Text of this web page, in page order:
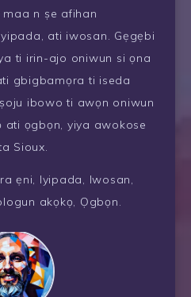
n ṣe afihan
ati iwosan. Gẹgẹbi
ti irin-ajo oniwun si ọna
gbigbamọra ti iseda
ibowo ti awọn oniwun
ati ọgbọn, yiya awokose
Sioux.
ẹni, Iyipada, Iwosan,
akọkọ, Ọgbọn.